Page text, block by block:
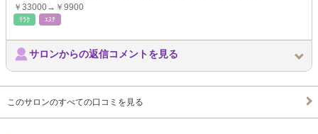
￥33000→￥9900
ﾘﾗｸ ｴｽﾃ
サロンからの返信コメントを見る
このサロンのすべての口コミを見る